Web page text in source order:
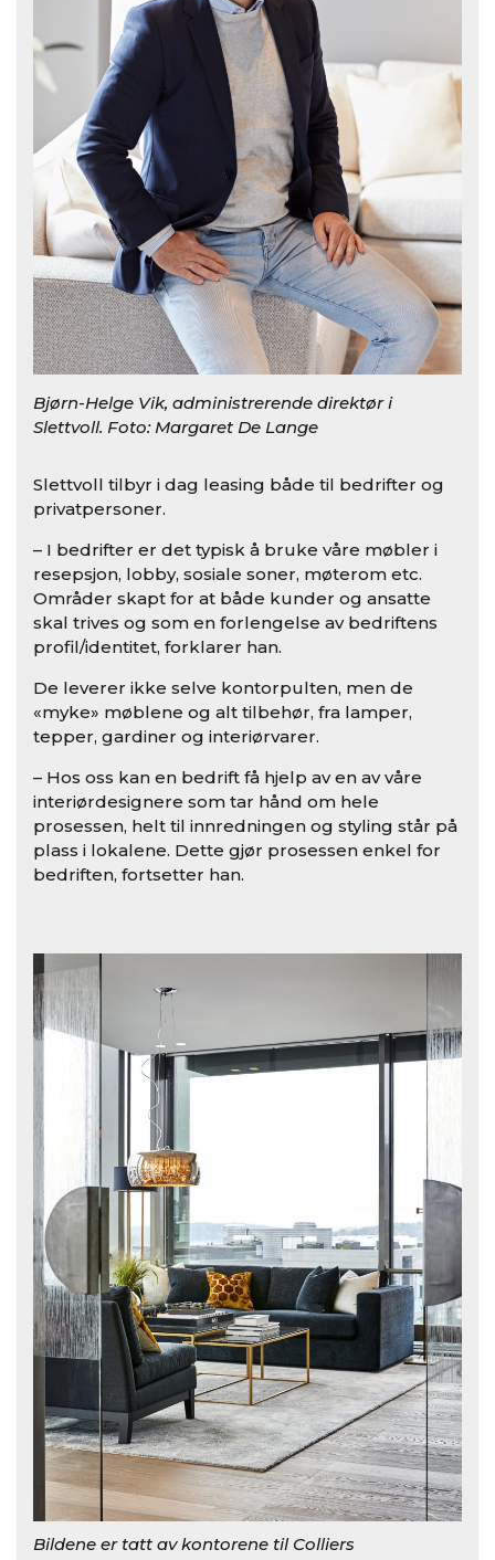
Bjørn-Helge Vik, administrerende direktør i
Slettvoll. Foto: Margaret De Lange
Slettvoll tilbyr i dag leasing både til bedrifter og
privatpersoner.
– I bedrifter er det typisk å bruke våre møbler i
resepsjon, lobby, sosiale soner, møterom etc.
Områder skapt for at både kunder og ansatte
skal trives og som en forlengelse av bedriftens
profil/identitet, forklarer han.
De leverer ikke selve kontorpulten, men de
«myke» møblene og alt tilbehør, fra lamper,
tepper, gardiner og interiørvarer.
– Hos oss kan en bedrift få hjelp av en av våre
interiørdesignere som tar hånd om hele
prosessen, helt til innredningen og styling står på
plass i lokalene. Dette gjør prosessen enkel for
bedriften, fortsetter han.
Bildene er tatt av kontorene til Colliers